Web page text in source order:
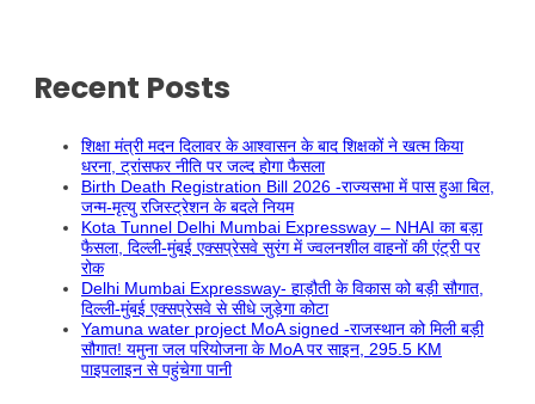
Recent Posts
शिक्षा मंत्री मदन दिलावर के आश्वासन के बाद शिक्षकों ने खत्म किया
धरना, ट्रांसफर नीति पर जल्द होगा फैसला
Birth Death Registration Bill 2026 -राज्यसभा में पास हुआ बिल,
जन्म-मृत्यु रजिस्ट्रेशन के बदले नियम
Kota Tunnel Delhi Mumbai Expressway – NHAI का बड़ा
फैसला, दिल्ली-मुंबई एक्सप्रेसवे सुरंग में ज्वलनशील वाहनों की एंट्री पर
रोक
Delhi Mumbai Expressway- हाड़ौती के विकास को बड़ी सौगात,
दिल्ली-मुंबई एक्सप्रेसवे से सीधे जुड़ेगा कोटा
Yamuna water project MoA signed -राजस्थान को मिली बड़ी
सौगात! यमुना जल परियोजना के MoA पर साइन, 295.5 KM
पाइपलाइन से पहुंचेगा पानी